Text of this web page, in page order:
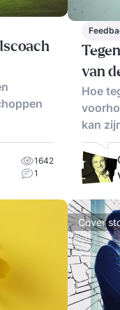
1642
1
van
Hoe
kan
Cover